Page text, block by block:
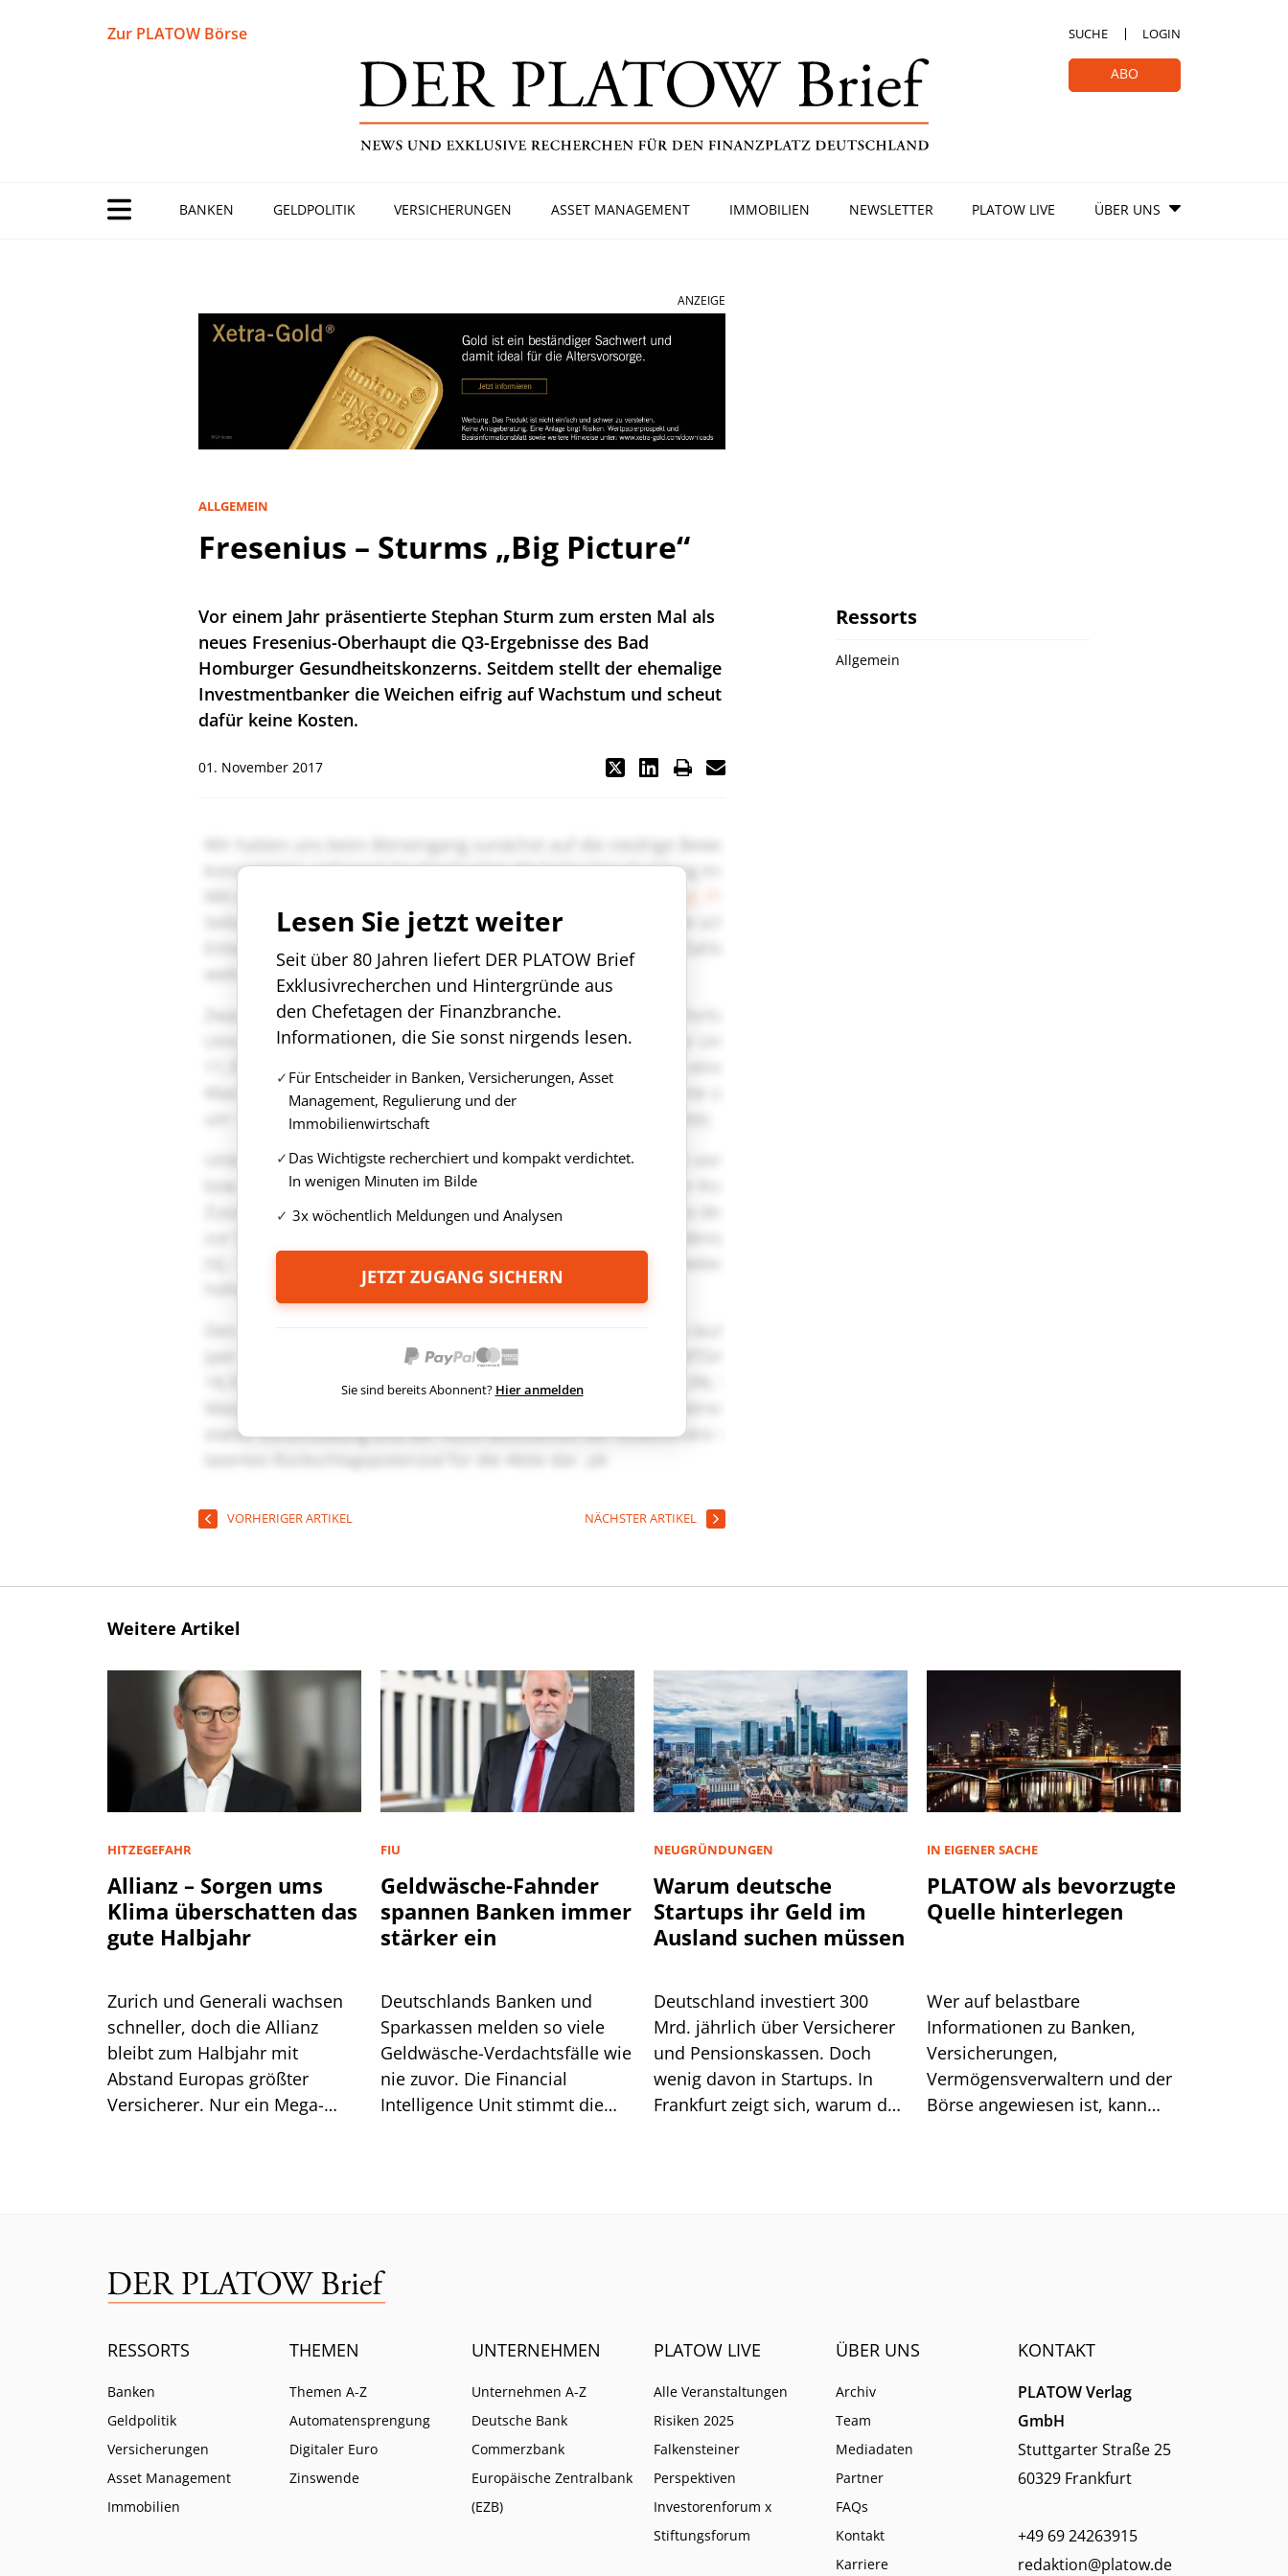
Zur PLATOW Börse SUCHE LOGIN
ABO
BANKEN GELDPOLITIK VERSICHERUNGEN ASSET MANAGEMENT IMMOBILIEN NEWSLETTER PLATOW LIVE ÜBER UNS
ANZEIGE
ALLGEMEIN
Fresenius – Sturms „Big Picture“
Vor einem Jahr präsentierte Stephan Sturm zum ersten Mal als
neues Fresenius-Oberhaupt die Q3-Ergebnisse des Bad
Homburger Gesundheitskonzerns. Seitdem stellt der ehemalige
Investmentbanker die Weichen eifrig auf Wachstum und scheut
dafür keine Kosten.
01. November 2017
Lesen Sie jetzt weiter
Seit über 80 Jahren liefert DER PLATOW Brief
Exklusivrecherchen und Hintergründe aus
den Chefetagen der Finanzbranche.
Informationen, die Sie sonst nirgends lesen.
Für Entscheider in Banken, Versicherungen, Asset
Management, Regulierung und der
Immobilienwirtschaft
Das Wichtigste recherchiert und kompakt verdichtet.
In wenigen Minuten im Bilde
3x wöchentlich Meldungen und Analysen
JETZT ZUGANG SICHERN
Sie sind bereits Abonnent? Hier anmelden
VORHERIGER ARTIKEL NÄCHSTER ARTIKEL
Ressorts
Allgemein
Weitere Artikel
HITZEGEFAHR
Allianz – Sorgen ums
Klima überschatten das
gute Halbjahr
Zurich und Generali wachsen
schneller, doch die Allianz
bleibt zum Halbjahr mit
Abstand Europas größter
Versicherer. Nur ein Mega-
FIU
Geldwäsche-Fahnder
spannen Banken immer
stärker ein
Deutschlands Banken und
Sparkassen melden so viele
Geldwäsche-Verdachtsfälle wie
nie zuvor. Die Financial
Intelligence Unit stimmt die
NEUGRÜNDUNGEN
Warum deutsche
Startups ihr Geld im
Ausland suchen müssen
Deutschland investiert 300
Mrd. jährlich über Versicherer
und Pensionskassen. Doch
wenig davon in Startups. In
Frankfurt zeigt sich, warum das
IN EIGENER SACHE
PLATOW als bevorzugte
Quelle hinterlegen
Wer auf belastbare
Informationen zu Banken,
Versicherungen,
Vermögensverwaltern und der
Börse angewiesen ist, kann
RESSORTS
Banken
Geldpolitik
Versicherungen
Asset Management
Immobilien
THEMEN
Themen A-Z
Automatensprengung
Digitaler Euro
Zinswende
UNTERNEHMEN
Unternehmen A-Z
Deutsche Bank
Commerzbank
Europäische Zentralbank
(EZB)
PLATOW LIVE
Alle Veranstaltungen
Risiken 2025
Falkensteiner
Perspektiven
Investorenforum x
Stiftungsforum
ÜBER UNS
Archiv
Team
Mediadaten
Partner
FAQs
Kontakt
Karriere
KONTAKT
PLATOW Verlag
GmbH
Stuttgarter Straße 25
60329 Frankfurt
+49 69 24263915
redaktion@platow.de